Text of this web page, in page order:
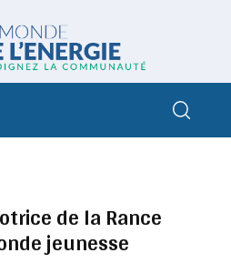
de la Rance
jeunesse